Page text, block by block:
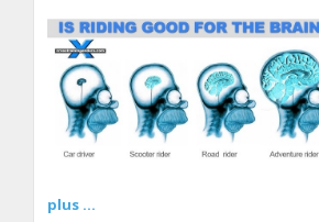
plus ...